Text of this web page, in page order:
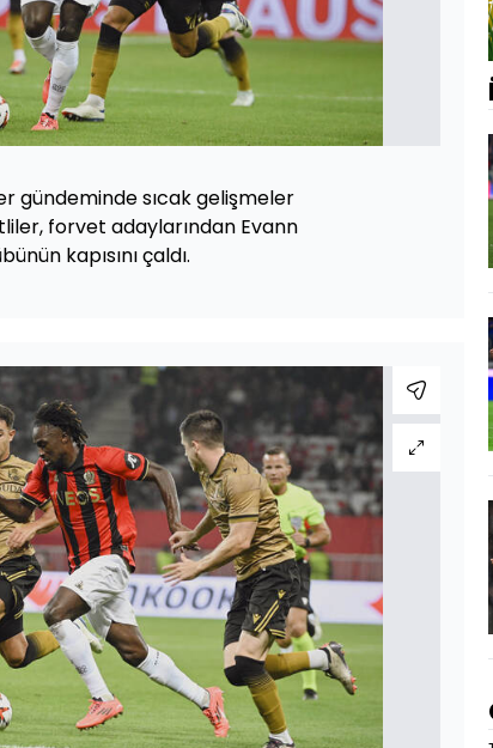
gündeminde sıcak gelişmeler
forvet adaylarından Evann
kapısını çaldı.